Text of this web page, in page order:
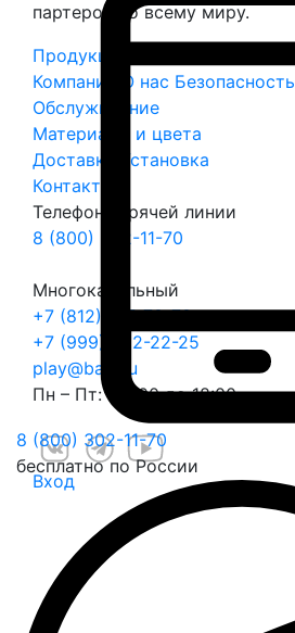
8 (800) 302-11-70
бесплатно по России
партеров по всему миру.
Продукция
Компания
О нас Безопасность
Обслуживание
Материалы и цвета
Доставка
Установка
Контакты
Телефон горячей линии
8 (800) 302-11-70
Многоканальный
+7 (812) 317-70-70
+7 (999) 022-22-25
play@balli.ru
Пн – Пт: с 9:00 до 18:00
Вход